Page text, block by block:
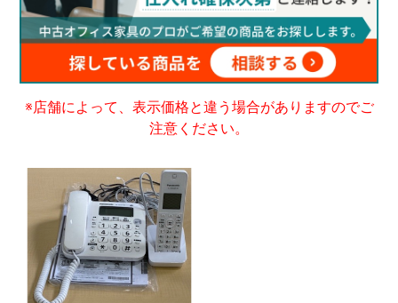
※店舗によって、表示価格と違う場合がありますのでご
注意ください。